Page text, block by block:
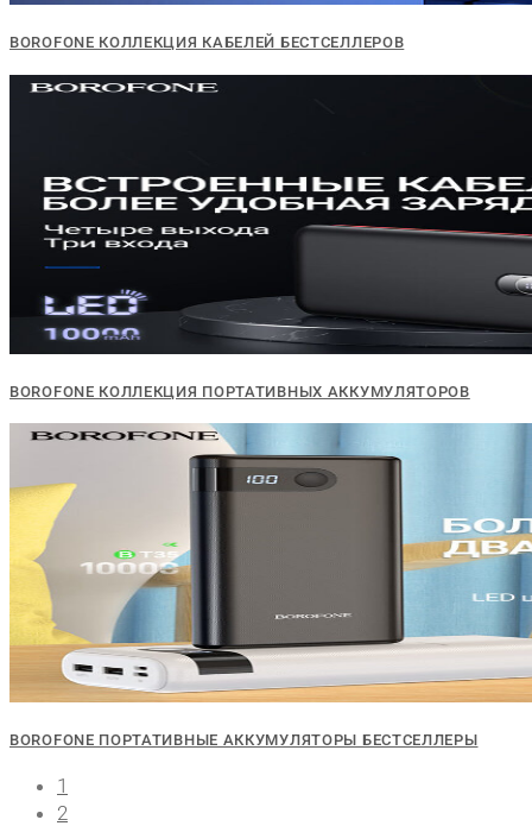
BOROFONE КОЛЛЕКЦИЯ КАБЕЛЕЙ БЕСТСЕЛЛЕРОВ
BOROFONE КОЛЛЕКЦИЯ ПОРТАТИВНЫХ АККУМУЛЯТОРОВ
BOROFONE ПОРТАТИВНЫЕ АККУМУЛЯТОРЫ БЕСТСЕЛЛЕРЫ
1
2